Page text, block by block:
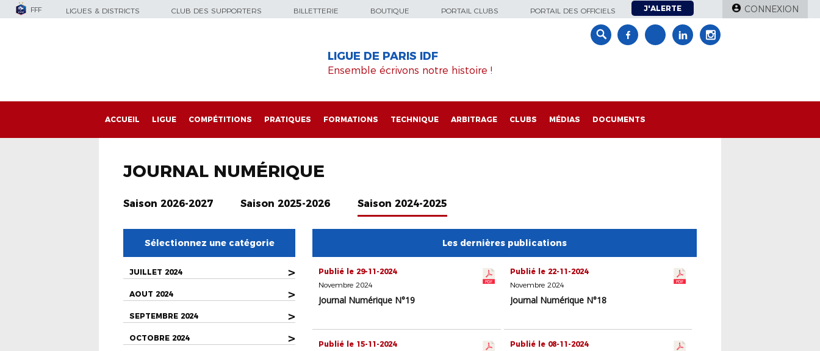
FFF LIGUES & DISTRICTS CLUB DES SUPPORTERS BILLETTERIE BOUTIQUE PORTAIL CLUBS PORTAIL DES OFFICIELS J'ALERTE CONNEXION
LIGUE DE PARIS IDF
Ensemble écrivons notre histoire !
ACCUEIL LIGUE COMPÉTITIONS PRATIQUES FORMATIONS TECHNIQUE ARBITRAGE CLUBS MÉDIAS DOCUMENTS
JOURNAL NUMÉRIQUE
Saison 2026-2027 Saison 2025-2026 Saison 2024-2025
Sélectionnez une catégorie
JUILLET 2024 >
AOUT 2024 >
SEPTEMBRE 2024 >
OCTOBRE 2024 >
Les dernières publications
Publié le 29-11-2024
Novembre 2024
Journal Numérique N°19
Publié le 22-11-2024
Novembre 2024
Journal Numérique N°18
Publié le 15-11-2024
Publié le 08-11-2024